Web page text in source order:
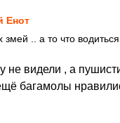
Енот
змей .. а то что
не видели , а
багамолы